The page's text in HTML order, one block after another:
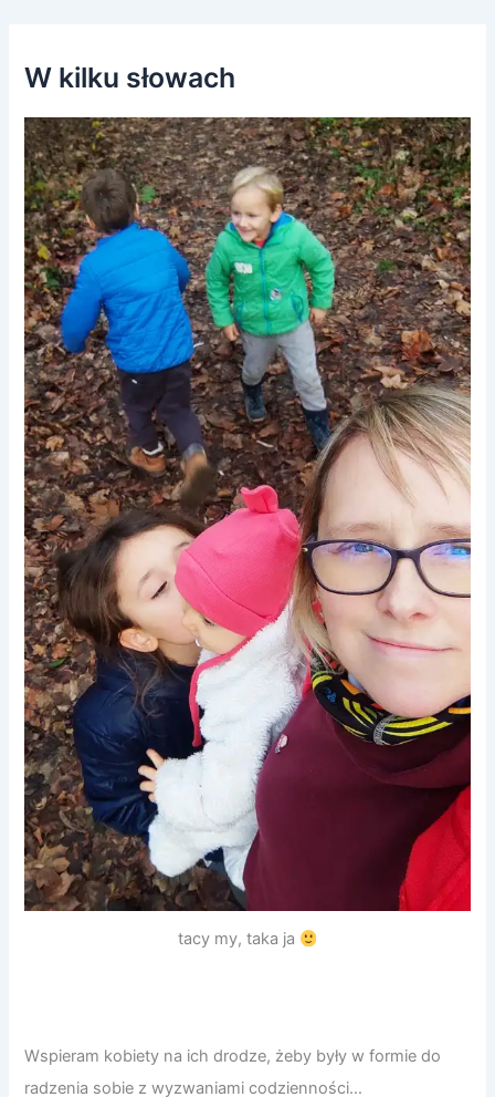
W kilku słowach
tacy my, taka ja
Wspieram kobiety na ich drodze, żeby były w formie do
radzenia sobie z wyzwaniami codzienności…